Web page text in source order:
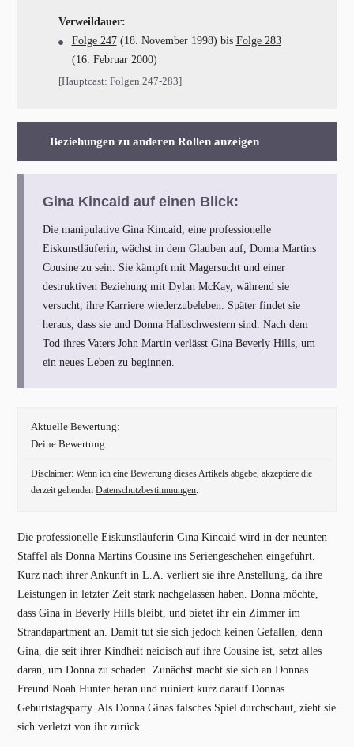
Verweildauer:
Folge 247(18. November 1998) bis Folge 283
(16. Februar 2000)
[Hauptcast: Folgen 247-283]
Beziehungen zu anderen Rollen anzeigen
Gina Kincaid auf einen Blick:
Die manipulative Gina Kincaid, eine professionelle
Eiskunstläuferin, wächst in dem Glauben auf, Donna Martins
Cousine zu sein. Sie kämpft mit Magersucht und einer
destruktiven Beziehung mit Dylan McKay, während sie
versucht, ihre Karriere wiederzubeleben. Später findet sie
heraus, dass sie und Donna Halbschwestern sind. Nach dem
Tod ihres Vaters John Martin verlässt Gina Beverly Hills, um
ein neues Leben zu beginnen.
Aktuelle Bewertung:
Deine Bewertung:
Disclaimer: Wenn ich eine Bewertung dieses Artikels abgebe, akzeptiere die
derzeit geltendenDatenschutzbestimmungen.
Die professionelle Eiskunstläuferin Gina Kincaid wird in der neunten
Staffel als Donna Martins Cousine ins Seriengeschehen eingeführt.
Kurz nach ihrer Ankunft in L.A. verliert sie ihre Anstellung, da ihre
Leistungen in letzter Zeit stark nachgelassen haben. Donna möchte,
dass Gina in Beverly Hills bleibt, und bietet ihr ein Zimmer im
Strandapartment an. Damit tut sie sich jedoch keinen Gefallen, denn
Gina, die seit ihrer Kindheit neidisch auf ihre Cousine ist, setzt alles
daran, um Donna zu schaden. Zunächst macht sie sich an Donnas
Freund Noah Hunter heran und ruiniert kurz darauf Donnas
Geburtstagsparty. Als Donna Ginas falsches Spiel durchschaut, zieht sie
sich verletzt von ihr zurück.